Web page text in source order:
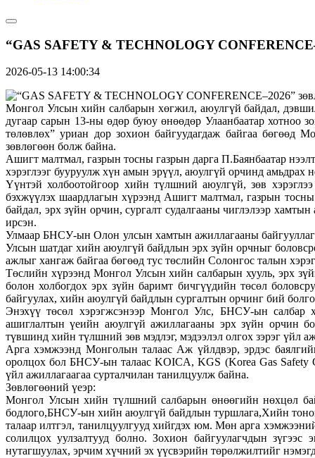
“GAS SAFETY & TECHNOLOGY
2026-05-13 14:00:34
Монгол Улсын хийн салбарын хөгжил, аюулгүй байдал,
дугаар сарын 13-ны өдөр буюу өнөөдөр Улаанбаатар хотноо
төлөвлөх” уриан дор зохион байгуудагдаж байгаа бөгөөд
зөвлөгөөн болж байна.
Ашигт малтмал, газрын тосны газрын дарга П.Баянбаатар
хэрэглээг бууруулж хүн амын эрүүл, аюулгүй орчинд амьдрах
Үүнтэй холбоотойгоор хийн түлшний аюулгүй, зөв
бэхжүүлэх шаардлагын хүрээнд Ашигт малтмал, газрын
байдал, эрх зүйн орчин, сургалт судалгааны чиглэлээр
ирсэн.
Улмаар БНСУ-ын Олон улсын хамтын ажиллагааны
Улсын шатдаг хийн аюулгүй байдлын эрх зүйн орчныг
ажлыг хангаж байгаа бөгөөд тус төслийн Солонгос талын
Төслийн хүрээнд Монгол Улсын хийн салбарын хууль, эрх
болон холбогдох эрх зүйн баримт бичгүүдийн төсөл
байгуулах, хийн аюулгүй байдлын сургалтын орчинг бий
Энэхүү төсөл хэрэгжсэнээр Монгол Улс, БНСУ-ын салбар
ашиглалтын үеийн аюулгүй ажиллагааны эрх зүйн орчин
түвшинд хийн түлшний зөв мэдлэг, мэдээлэл олгох зэрэг үйл
Арга хэмжээнд Монголын талаас Аж үйлдвэр, эрдэс
оролцох бол БНСУ-ын талаас KOICA, KGS (Korea Gas Safety
үйл ажиллагаагаа сурталчилан танилцуулж байна.
Зөвлөгөөний үеэр:
Монгол Улсын хийн түлшний салбарын өнөөгийн нөхцөл
бодлого,БНСУ-ын хийн аюулгүй байдлын туршлага,Хийн
талаар илтгэл, танилцуулгууд хийгдэх юм. Мөн арга
солилцох уулзалтууд болно. Зохион байгуулагчдын
нутагшуулах, эрчим хүчний эх үүсвэрийн төрөлжилтийг